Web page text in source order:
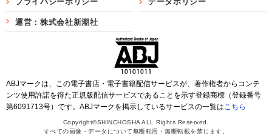
運営：株式会社新潮社
ABJマークは、この電子書店・電子書籍配信サービスが、著作権者からコンテ
ンツ使用許諾を得た正規版配信サービスであることを示す登録商標（登録番号
第6091713号）です。ABJマークを掲示しているサービスの一覧はこちら
Copyright©SHINCHOSHA ALL Rights Reserved.
すべての画像・データについて無断転用・無断転載を禁じます。